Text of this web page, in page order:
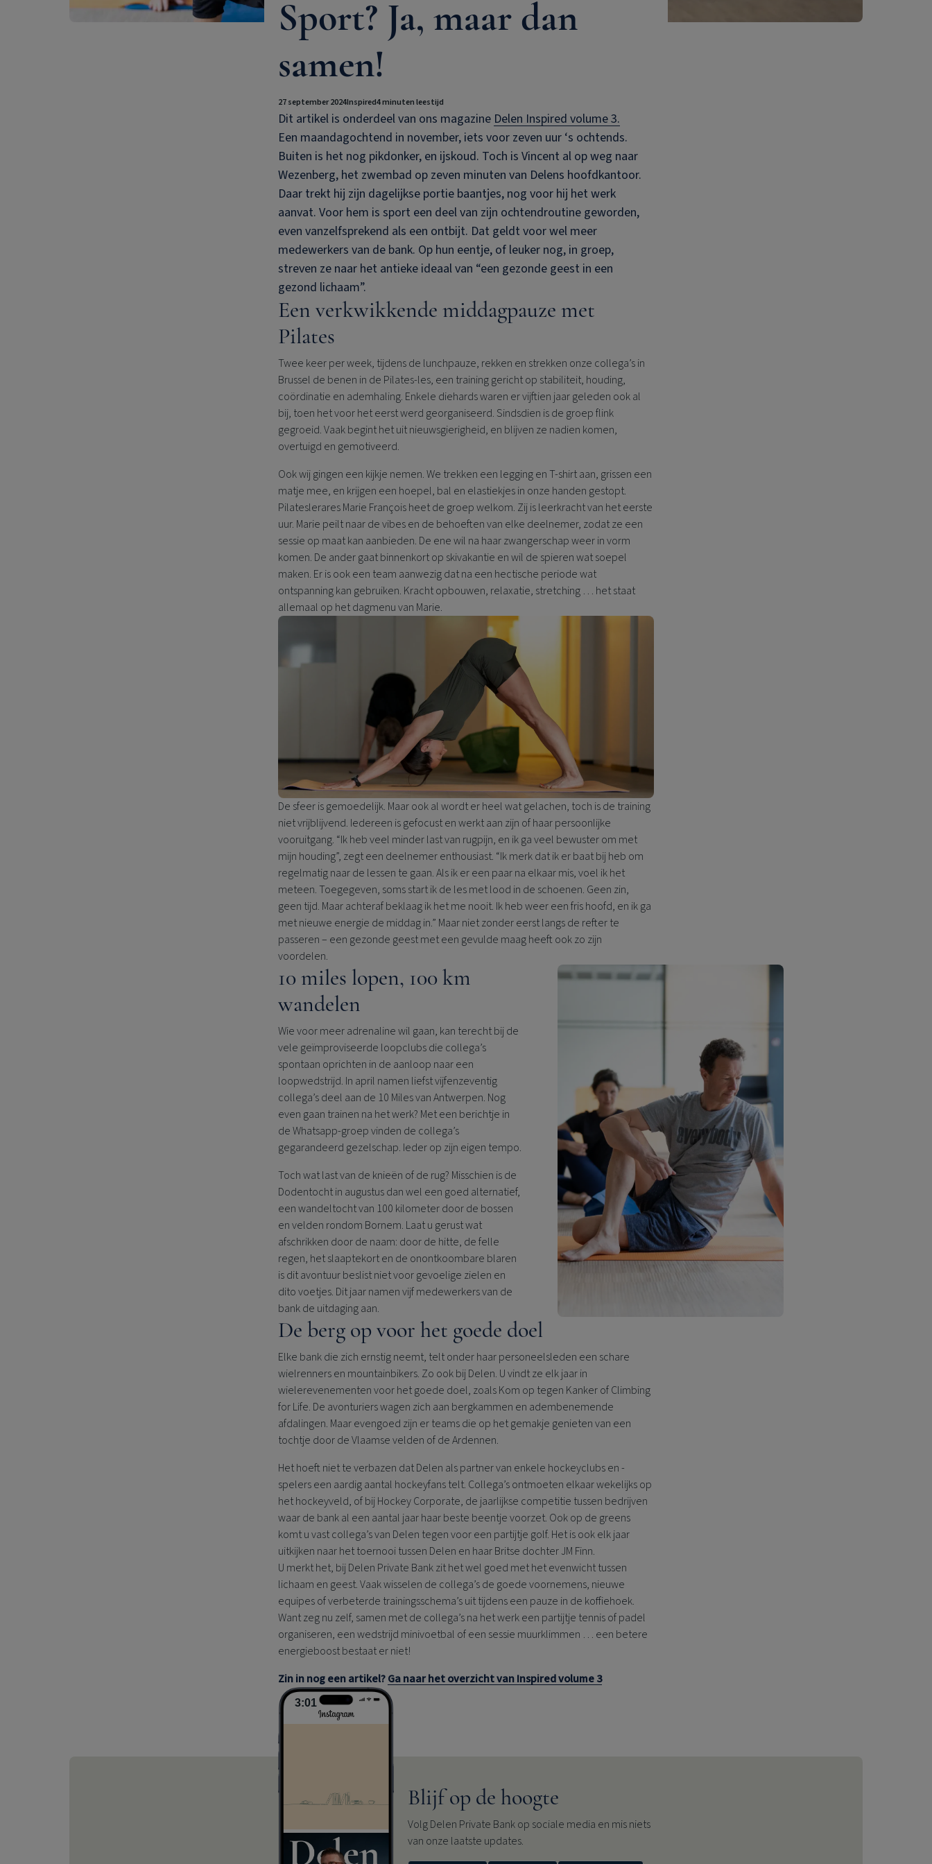
Sport? Ja, maar dan
samen!
27 september 2024Inspired4 minuten leestijd
Dit artikel is onderdeel van ons magazine Delen Inspired volume 3.
Een maandagochtend in november, iets voor zeven uur ‘s ochtends.
Buiten is het nog pikdonker, en ijskoud. Toch is Vincent al op weg naar
Wezenberg, het zwembad op zeven minuten van Delens hoofdkantoor.
Daar trekt hij zijn dagelijkse portie baantjes, nog voor hij het werk
aanvat. Voor hem is sport een deel van zijn ochtendroutine geworden,
even vanzelfsprekend als een ontbijt. Dat geldt voor wel meer
medewerkers van de bank. Op hun eentje, of leuker nog, in groep,
streven ze naar het antieke ideaal van “een gezonde geest in een
gezond lichaam”.
Een verkwikkende middagpauze met
Pilates
Twee keer per week, tijdens de lunchpauze, rekken en strekken onze collega’s in
Brussel de benen in de Pilates-les, een training gericht op stabiliteit, houding,
coördinatie en ademhaling. Enkele diehards waren er vijftien jaar geleden ook al
bij, toen het voor het eerst werd georganiseerd. Sindsdien is de groep flink
gegroeid. Vaak begint het uit nieuwsgierigheid, en blijven ze nadien komen,
overtuigd en gemotiveerd.
Ook wij gingen een kijkje nemen. We trekken een legging en T-shirt aan, grissen een
matje mee, en krijgen een hoepel, bal en elastiekjes in onze handen gestopt.
Pilateslerares Marie François heet de groep welkom. Zij is leerkracht van het eerste
uur. Marie peilt naar de vibes en de behoeften van elke deelnemer, zodat ze een
sessie op maat kan aanbieden. De ene wil na haar zwangerschap weer in vorm
komen. De ander gaat binnenkort op skivakantie en wil de spieren wat soepel
maken. Er is ook een team aanwezig dat na een hectische periode wat
ontspanning kan gebruiken. Kracht opbouwen, relaxatie, stretching … het staat
allemaal op het dagmenu van Marie.
De sfeer is gemoedelijk. Maar ook al wordt er heel wat gelachen, toch is de training
niet vrijblijvend. Iedereen is gefocust en werkt aan zijn of haar persoonlijke
vooruitgang. “Ik heb veel minder last van rugpijn, en ik ga veel bewuster om met
mijn houding”, zegt een deelnemer enthousiast. “Ik merk dat ik er baat bij heb om
regelmatig naar de lessen te gaan. Als ik er een paar na elkaar mis, voel ik het
meteen. Toegegeven, soms start ik de les met lood in de schoenen. Geen zin,
geen tijd. Maar achteraf beklaag ik het me nooit. Ik heb weer een fris hoofd, en ik ga
met nieuwe energie de middag in.” Maar niet zonder eerst langs de refter te
passeren – een gezonde geest met een gevulde maag heeft ook zo zijn
voordelen.
10 miles lopen, 100 km
wandelen
Wie voor meer adrenaline wil gaan, kan terecht bij de
vele geïmproviseerde loopclubs die collega’s
spontaan oprichten in de aanloop naar een
loopwedstrijd. In april namen liefst vijfenzeventig
collega’s deel aan de 10 Miles van Antwerpen. Nog
even gaan trainen na het werk? Met een berichtje in
de Whatsapp-groep vinden de collega’s
gegarandeerd gezelschap. Ieder op zijn eigen tempo.
Toch wat last van de knieën of de rug? Misschien is de
Dodentocht in augustus dan wel een goed alternatief,
een wandeltocht van 100 kilometer door de bossen
en velden rondom Bornem. Laat u gerust wat
afschrikken door de naam: door de hitte, de felle
regen, het slaaptekort en de onontkoombare blaren
is dit avontuur beslist niet voor gevoelige zielen en
dito voetjes. Dit jaar namen vijf medewerkers van de
bank de uitdaging aan.
De berg op voor het goede doel
Elke bank die zich ernstig neemt, telt onder haar personeelsleden een schare
wielrenners en mountainbikers. Zo ook bij Delen. U vindt ze elk jaar in
wielerevenementen voor het goede doel, zoals Kom op tegen Kanker of Climbing
for Life. De avonturiers wagen zich aan bergkammen en adembenemende
afdalingen. Maar evengoed zijn er teams die op het gemakje genieten van een
tochtje door de Vlaamse velden of de Ardennen.
Het hoeft niet te verbazen dat Delen als partner van enkele hockeyclubs en -
spelers een aardig aantal hockeyfans telt. Collega’s ontmoeten elkaar wekelijks op
het hockeyveld, of bij Hockey Corporate, de jaarlijkse competitie tussen bedrijven
waar de bank al een aantal jaar haar beste beentje voorzet. Ook op de greens
komt u vast collega’s van Delen tegen voor een partijtje golf. Het is ook elk jaar
uitkijken naar het toernooi tussen Delen en haar Britse dochter JM Finn.
U merkt het, bijDelen Private Bankzit het wel goed met het evenwicht tussen
lichaam en geest. Vaak wisselen de collega’s de goede voornemens, nieuwe
equipes of verbeterde trainingsschema’s uit tijdens een pauze in de koffiehoek.
Want zeg nu zelf, samen met de collega’s na het werk een partijtje tennis of padel
organiseren, een wedstrijd minivoetbal of een sessie muurklimmen … een betere
energieboost bestaat er niet!
Zin in nog een artikel?Ga naar het overzicht van Inspired volume 3
3:01
Blijf op de hoogte
VolgDelen Private Bankop sociale media en mis niets
van onze laatste updates.